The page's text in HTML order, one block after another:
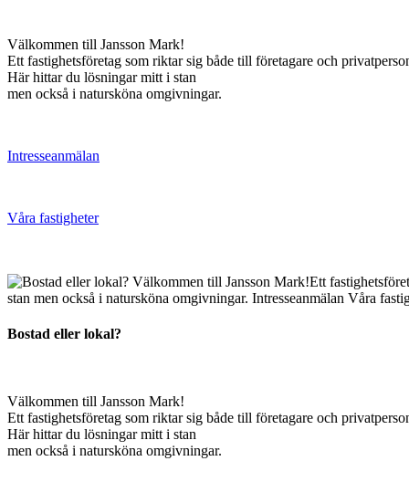
Välkommen till Jansson Mark!
Ett fastighetsföretag som riktar sig både till företagare och
Här hittar du lösningar mitt i stan
men också i natursköna omgivningar.
Intresseanmälan
Våra fastigheter
Bostad eller lokal?
Välkommen till Jansson Mark!
Ett fastighetsföretag som riktar sig både till företagare och
Här hittar du lösningar mitt i stan
men också i natursköna omgivningar.